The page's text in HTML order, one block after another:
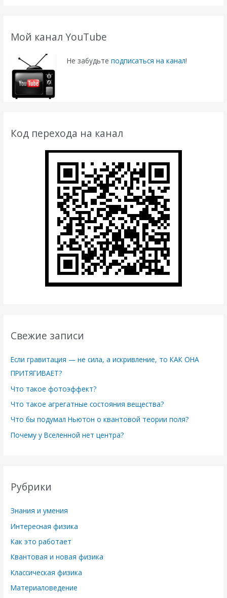
:Мой канал YouTube
Не забудьте подписаться на канал!
Код перехода на канал
Свежие записи
Если гравитация — не сила, а искривление, то КАК ОНА
ПРИТЯГИВАЕТ?
Что такое фотоэффект?
Что такое агрегатные состояния вещества?
Что бы подумал Ньютон о квантовой теории поля?
Почему у Вселенной нет центра?
Рубрики
Знания и умения
Интересная физика
Как это работает
Квантовая и новая физика
Классическая физика
Материаловедение